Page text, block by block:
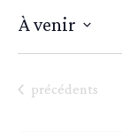
À venir
une
Séances
précédents